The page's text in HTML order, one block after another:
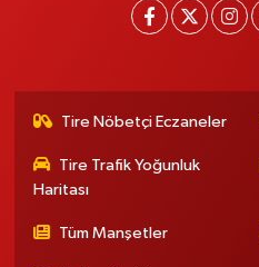
Tire Nöbetçi Eczaneler
Tire Trafik Yoğunluk
Haritası
Tüm Manşetler